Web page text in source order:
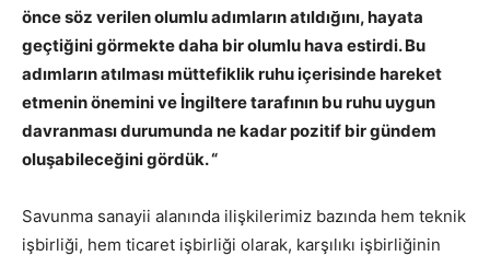
önce söz verilen olumlu adımların atıldığını, hayata
geçtiğini görmektedaha bir olumlu hava estirdi. Bu
adımların atılması müttefiklik ruhu içerisinde hareket
etmenin önemini ve İngiltere tarafının bu ruhu uygun
davranması durumunda ne kadar pozitif bir gündem
oluşabileceğini gördük. “
Savunma sanayii alanında ilişkilerimiz bazında hem teknik
işbirliği, hem ticaret işbirliği olarak, karşılıkı işbirliğinin